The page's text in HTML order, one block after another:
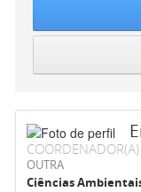
COORDENADOR(A)
OUTRA
Ciências